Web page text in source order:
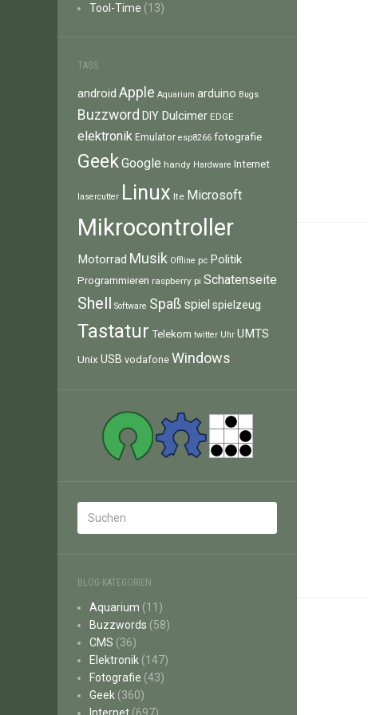
Tool-Time (13)
TAGS
android Apple Aquarium arduino Bugs
Buzzword DIY Dulcimer EDGE
elektronik Emulator esp8266 fotografie
GeekGoogle handy Hardware Internet
lasercutter Linux lte Microsoft
Mikrocontroller
Motorrad Musik Offline pc Politik
Programmieren raspberry pi Schatenseite
Shell Software Spaß spiel spielzeug
Tastatur Telekom twitter Uhr UMTS
Unix USB vodafone Windows
BLOG-KATEGORIEN
Aquarium (11)
Buzzwords (58)
CMS (36)
Elektronik (147)
Fotografie (43)
Geek (360)